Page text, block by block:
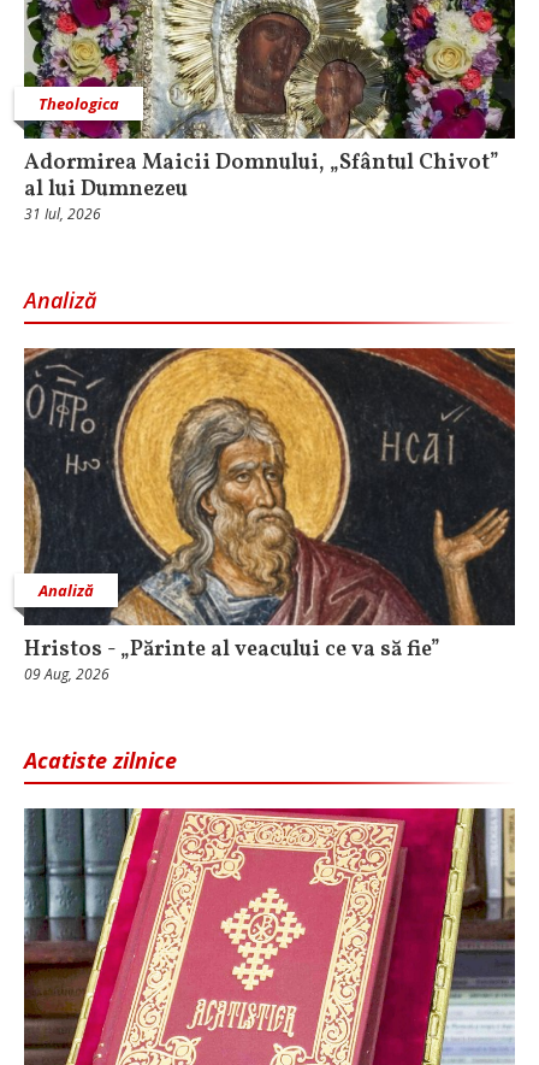
Theologica
Adormirea Maicii Domnului, „Sfântul Chivot”
al lui Dumnezeu
31 Iul, 2026
Analiză
Analiză
Hristos - „Părinte al veacului ce va să fie”
09 Aug, 2026
Acatiste zilnice